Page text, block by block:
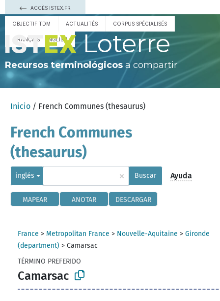
ACCÈS ISTEX.FR
OBJECTIF TDM ACTUALITÉS CORPUS SPÉCIALISÉS
FRANÇAIS ENGLISH Loterre
Recursos terminológicos a compartir
Inicio / French Communes (thesaurus)
French Communes
(thesaurus)
inglés × Buscar Ayuda
MAPEAR ANOTAR DESCARGAR
France > Metropolitan France > Nouvelle-Aquitaine >Gironde
(department) >Camarsac
TÉRMINO PREFERIDO
Camarsac